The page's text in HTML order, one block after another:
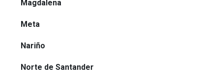
Magdalena
Meta
Nariño
Norte de Santander